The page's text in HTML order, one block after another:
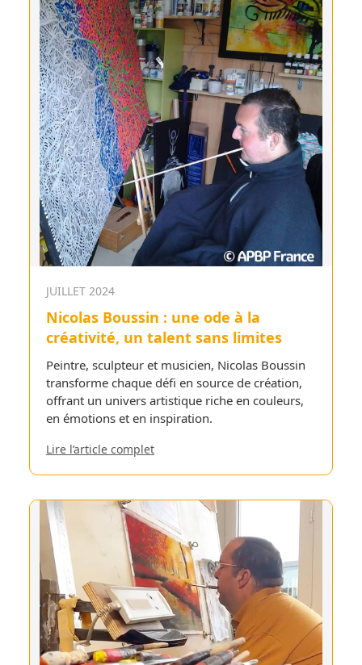
JUILLET 2024
Nicolas Boussin : une ode à la
créativité, un talent sans limites
Peintre, sculpteur et musicien, Nicolas Boussin
transforme chaque défi en source de création,
offrant un univers artistique riche en couleurs,
en émotions et en inspiration.
Lire l’article complet